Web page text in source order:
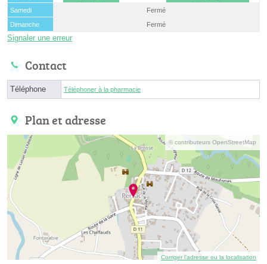
Samedi
Fermé
Dimanche
Fermé
Signaler une erreur
Contact
Téléphone Téléphoner à la pharmacie
Plan et adresse
© contributeurs OpenStreetMap
Corriger l’adresse ou la localisation